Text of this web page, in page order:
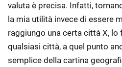
valuta è precisa. Infatti,
la mia utilità invece di essere
raggiungo una certa città X,
qualsiasi città, a quel punto
semplice della cartina